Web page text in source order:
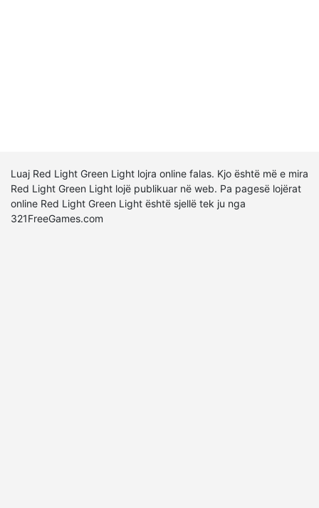
Luaj Red Light Green Light lojra online falas. Kjo është më e mira
Red Light Green Light lojë publikuar në web. Pa pagesë lojërat
online Red Light Green Light është sjellë tek ju nga
321FreeGames.com